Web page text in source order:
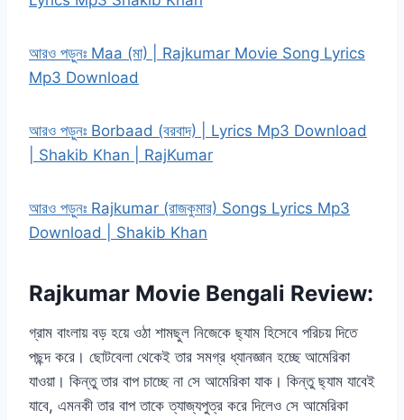
আরও পড়ুনঃ Maa (মা) | Rajkumar Movie Song Lyrics
Mp3 Download
আরও পড়ুনঃ Borbaad (বরবাদ) | Lyrics Mp3 Download
| Shakib Khan | RajKumar
আরও পড়ুনঃ Rajkumar (রাজকুমার) Songs Lyrics Mp3
Download | Shakib Khan
Rajkumar Movie Bengali Review:
গ্রাম বাংলায় বড় হয়ে ওঠা শামছুল নিজেকে ছ্যাম হিসেবে পরিচয় দিতে
পছন্দ করে। ছোটবেলা থেকেই তার সমগ্র ধ্যানজ্ঞান হচ্ছে আমেরিকা
যাওয়া। কিন্তু তার বাপ চাচ্ছে না সে আমেরিকা যাক। কিন্তু ছ্যাম যাবেই
যাবে, এমনকী তার বাপ তাকে ত্যাজ্যপুত্র করে দিলেও সে আমেরিকা